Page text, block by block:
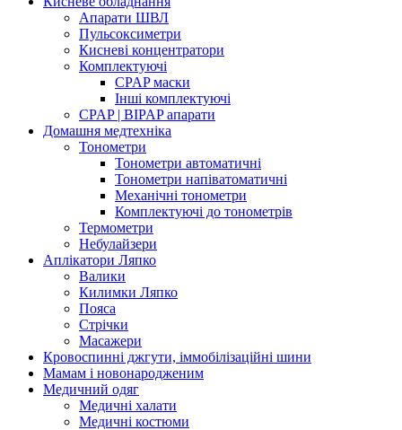
Апарати ШВЛ
Пульсоксиметри
Кисневі концентратори
Комплектуючі
CPAP маски
Інші комплектуючі
CPAP | BIPAP апарати
Домашня медтехніка
Тонометри
Тонометри автоматичні
Тонометри напіватоматичні
Механічні тонометри
Комплектуючі до тонометрів
Термометри
Небулайзери
Аплікатори Ляпко
Валики
Килимки Ляпко
Пояса
Стрічки
Масажери
Кровоспинні джгути, іммобілізаційні шини
Мамам і новонародженим
Медичний одяг
Медичні халати
Медичні костюми